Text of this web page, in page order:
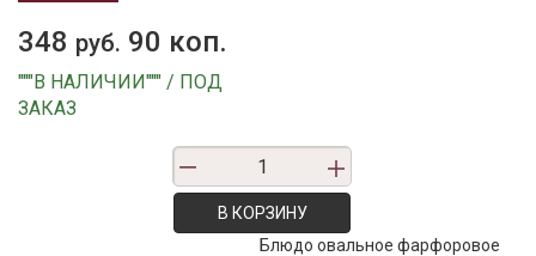
348 руб. 90 коп.
"""В НАЛИЧИИ""" / ПОД
ЗАКАЗ
В КОРЗИНУ
Блюдо овальное фарфоровое